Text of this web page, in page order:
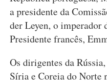
a presidente da
der Leyen, o imperador
Presidente francês,
Os dirigentes da
Síria e Coreia do Norte